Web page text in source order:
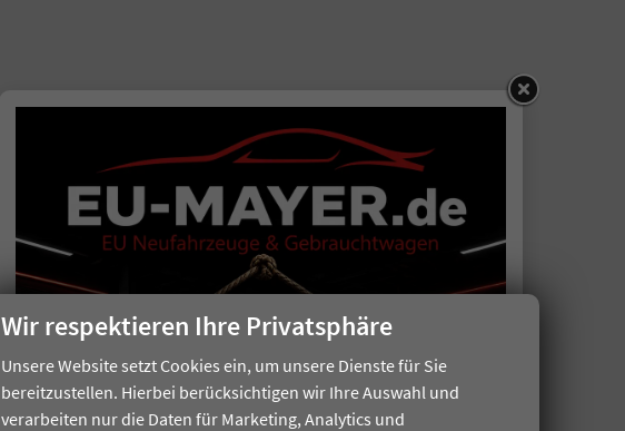
Wir respektieren Ihre Privatsphäre
Unsere Website setzt Cookies ein, um unsere Dienste für Sie
bereitzustellen. Hierbei berücksichtigen wir Ihre Auswahl und
verarbeiten nur die Daten für Marketing, Analytics und